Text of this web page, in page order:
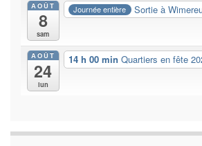
AOÛT
8
sam
Journée entière Sortie à
AOÛT
24
lun
14 h 00 min Quartiers en fête